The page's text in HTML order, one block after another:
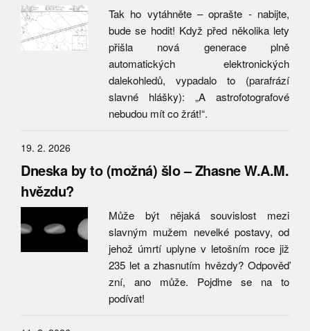
Tak ho vytáhněte – oprašte - nabijte,
bude se hodit! Když před několika lety
přišla nová generace plně
automatických elektronických
dalekohledů, vypadalo to (parafrází
slavné hlášky): „A astrofotografové
nebudou mít co žrát!“.
19. 2. 2026
Dneska by to (možná) šlo – Zhasne W.A.M.
hvězdu?
Může být nějaká souvislost mezi
slavným mužem nevelké postavy, od
jehož úmrtí uplyne v letošním roce již
235 let a zhasnutím hvězdy? Odpověď
zní, ano může. Pojďme se na to
podívat!